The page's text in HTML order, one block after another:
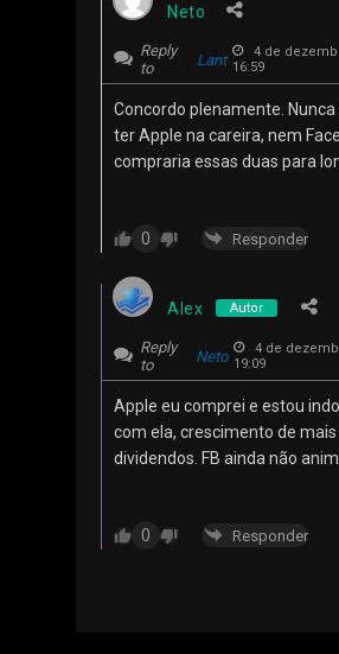
Neto
Reply
to
Lant
4 de
16:59
Concordo plenamente.
ter Apple na careira, nem
compraria essas duas para
0 Responder
Alex Autor
Reply
to
Neto
4 de
19:09
Apple eu comprei e estou
com ela, crescimento de
dividendos. FB ainda não
0 Responder